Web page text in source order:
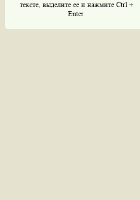
тексте, выделите ее и нажмите Ctrl +
Enter.